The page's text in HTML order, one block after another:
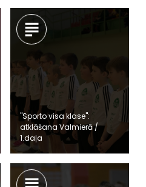
"Sporto visa klase":
atklāšana Valmierā /
1.daļa